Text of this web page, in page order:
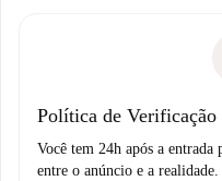
Débito direto
não comunicar
Política de Verificação
Você tem 24h após a entrada
entre o anúncio e a